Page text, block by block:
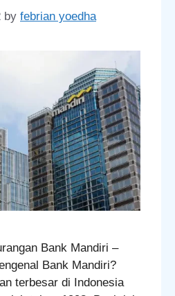
by febrian yoedha
Bank Mandiri –
Bank Mandiri?
terbesar di Indonesia